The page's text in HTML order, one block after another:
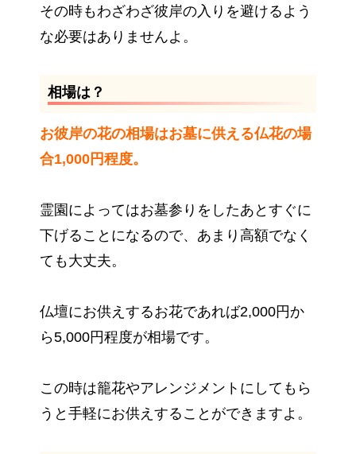
その時もわざわざ彼岸の入りを避けるよう
な必要はありませんよ。
相場は？
お彼岸の花の相場はお墓に供える仏花の場
合1,000円程度。
霊園によってはお墓参りをしたあとすぐに
下げることになるので、あまり高額でなく
ても大丈夫。
仏壇にお供えするお花であれば2,000円か
ら5,000円程度が相場です。
この時は籠花やアレンジメントにしてもら
うと手軽にお供えすることができますよ。